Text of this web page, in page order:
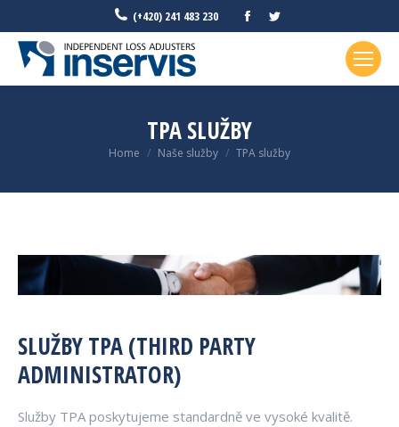
(+420) 241 483 230 Facebook
TPA SLUŽBY
You are here:
Home Naše služby TPA služby
SLUŽBY TPA (THIRD PARTY
ADMINISTRATOR)
Služby TPA poskytujeme standardně ve vysoké kvalitě.